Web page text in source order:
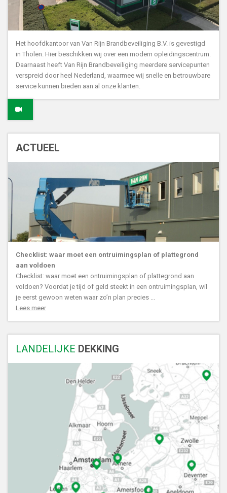
Het hoofdkantoor van Van Rijn Brandbeveiliging B.V. is gevestigd
in Tholen. Hier beschikken wij over een modern opleidingscentrum.
Daarnaast heeft Van Rijn Brandbeveiliging meerdere servicepunten
verspreid door heel Nederland, waarmee wij snelle en betrouwbare
service kunnen bieden aan al onze klanten.
ACTUEEL
Checklist: waar moet een ontruimingsplan of plattegrond
aan voldoen
Checklist: waar moet een ontruimingsplan of plattegrond aan
voldoen? Voordat je tijd of geld steekt in een ontruimingsplan, wil
je eerst gewoon weten waar zo’n plan precies ...
Lees meer
LANDELIJKE DEKKING